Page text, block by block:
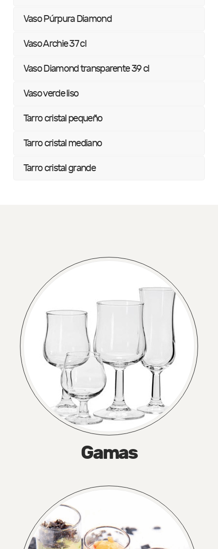
Vaso Púrpura Diamond
Vaso Archie 37 cl
Vaso Diamond transparente 39 cl
Vaso verde liso
Tarro cristal pequeño
Tarro cristal mediano
Tarro cristal grande
Gamas